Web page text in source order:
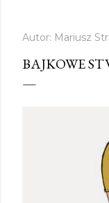
Autor: Mariusz
BAJKOWE